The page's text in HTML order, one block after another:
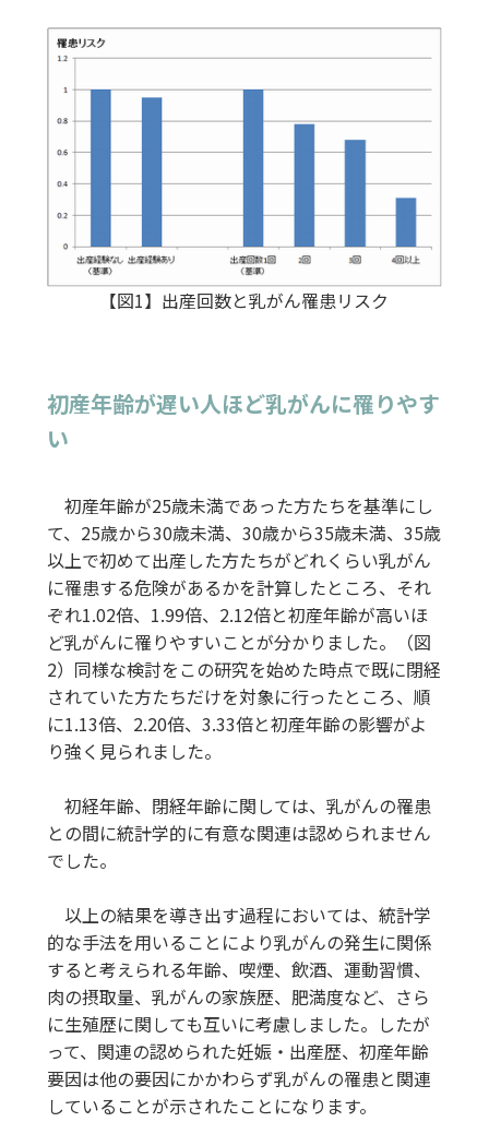
【図1】出産回数と乳がん罹患リスク
初産年齢が遅い人ほど乳がんに罹りやす
い
初産年齢が25歳未満であった方たちを基準にし
て、25歳から30歳未満、30歳から35歳未満、35歳
以上で初めて出産した方たちがどれくらい乳がん
に罹患する危険があるかを計算したところ、それ
ぞれ1.02倍、1.99倍、2.12倍と初産年齢が高いほ
ど乳がんに罹りやすいことが分かりました。（図
2）同様な検討をこの研究を始めた時点で既に閉経
されていた方たちだけを対象に行ったところ、順
に1.13倍、2.20倍、3.33倍と初産年齢の影響がよ
り強く見られました。
初経年齢、閉経年齢に関しては、乳がんの罹患
との間に統計学的に有意な関連は認められません
でした。
以上の結果を導き出す過程においては、統計学
的な手法を用いることにより乳がんの発生に関係
すると考えられる年齢、喫煙、飲酒、運動習慣、
肉の摂取量、乳がんの家族歴、肥満度など、さら
に生殖歴に関しても互いに考慮しました。したが
って、関連の認められた妊娠・出産歴、初産年齢
要因は他の要因にかかわらず乳がんの罹患と関連
していることが示されたことになります。